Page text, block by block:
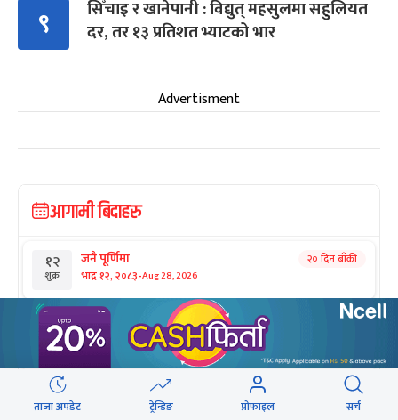
९
सिँचाइ र खानेपानी : विद्युत् महसुलमा सहुलियत
दर, तर १३ प्रतिशत भ्याटको भार
Advertisment
आगामी बिदाहरु
१२
शुक्र
जनै पूर्णिमा
भाद्र १२, २०८३-Aug 28, 2026
२० दिन बाँकी
१९
शुक्र
श्रीकृष्ण जन्माष्टमी व्रत
भाद्र १९, २०८३- Sep 4, 2026
२७ दिन बाँकी
३
शनि Sep 19, 2026
१ महिना बाँकी
ताजा अपडेट
ट्रेन्डिङ प्रोफाइल सर्च